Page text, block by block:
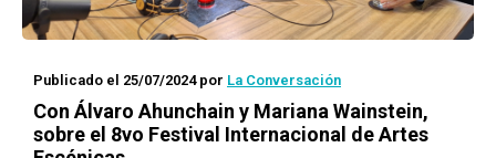
Publicado el 25/07/2024por La Conversación
Con Álvaro Ahunchain y Mariana Wainstein,
sobre el 8vo Festival Internacional de Artes